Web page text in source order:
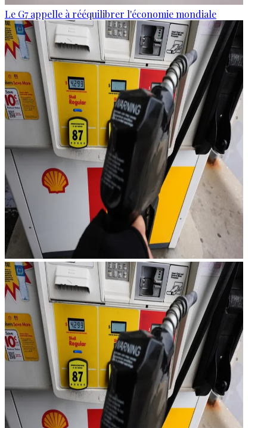
Le G7 appelle à rééquilibrer l'économie mondiale